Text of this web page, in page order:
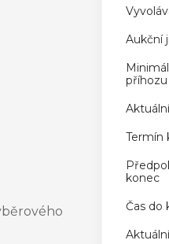
Aukční
příhozu
Termín
konec
Čas do